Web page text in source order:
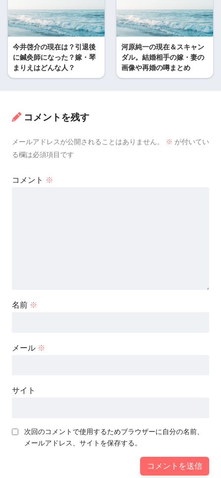
今井啓介の現在は？引退後
に鍼灸師になった？嫁・琴
まりえはどんな人？
河原純一の現在＆スキャン
ダル。結婚相手の嫁・妻の
画像や再婚の噂まとめ
コメントを残す
メールアドレスが公開されることはありません。 ※ が付いてい
る欄は必須項目です
コメント ※
名前 ※
メール ※
サイト
次回のコメントで使用するためブラウザーに自分の名前、
メールアドレス、サイトを保存する。